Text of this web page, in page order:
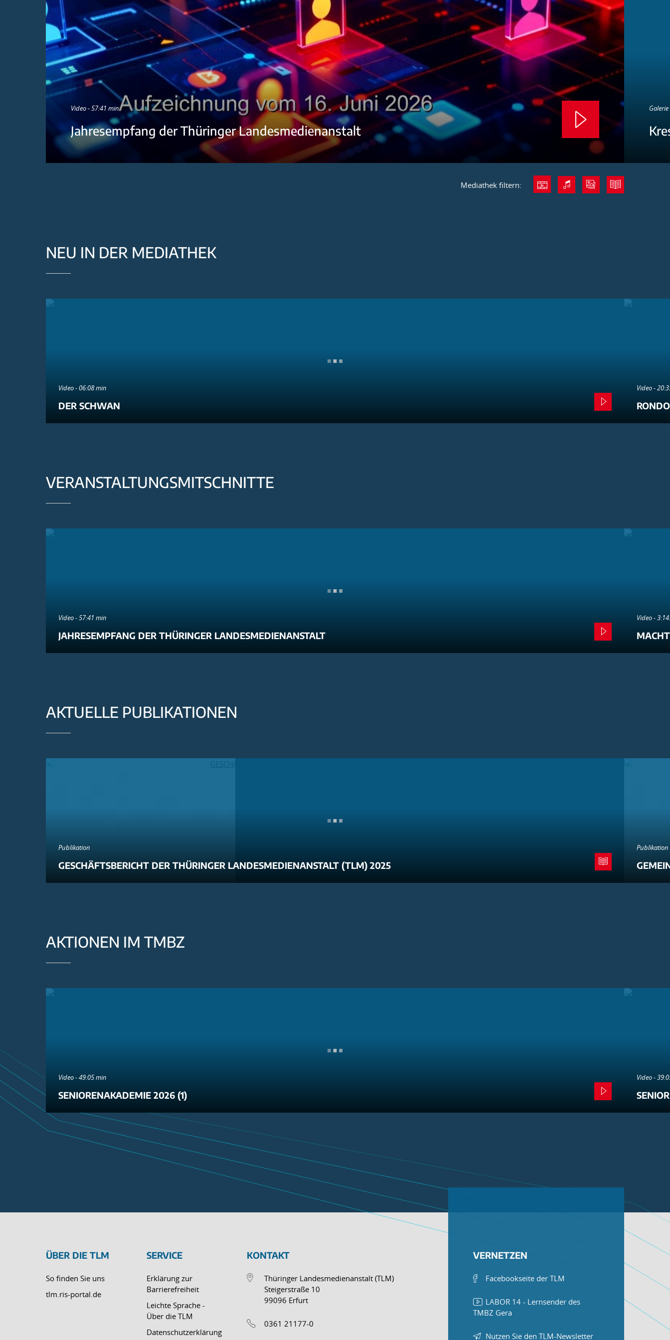
Video - 57:41 min
Jahresempfang der Thüringer Landesmedienanstalt
Mediathek filtern:
NEU IN DER MEDIATHEK
Video - 06:08 min
DER SCHWAN
Video -
VERANSTALTUNGSMITSCHNITTE
Video - 57:41 min
JAHRESEMPFANG DER THÜRINGER LANDESMEDIENANSTALT
Video -
AKTUELLE PUBLIKATIONEN
Publikation
GESCHÄFTSBERICHT DER THÜRINGER LANDESMEDIENANSTALT (TLM) 2025
Publikation
AKTIONEN IM TMBZ
Video - 49:05 min
SENIORENAKADEMIE 2026 (1)
Video -
ÜBER DIE TLM
So finden Sie uns
tlm.ris-portal.de
SERVICE
Erklärung zur
Barrierefreiheit
Leichte Sprache -
Über die TLM
Datenschutzerklärung
KONTAKT
Thüringer Landesmedienanstalt (TLM)
Steigerstraße 10
99096 Erfurt
0361 21177-0
VERNETZEN
Facebookseite der TLM
LABOR 14 - Lernsender des
TMBZ Gera
Nutzen Sie den TLM-Newsletter